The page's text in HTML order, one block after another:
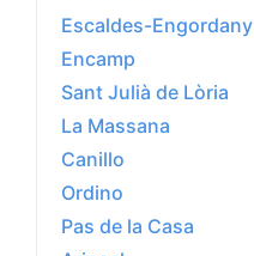
Escaldes-Engordany
Encamp
Sant Julià de Lòria
La Massana
Canillo
Ordino
Pas de la Casa